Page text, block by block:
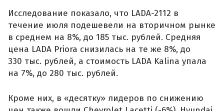
Исследование показало, что LADA-2112 в
течение июля подешевели на вторичном рынке
в среднем на 8%, до 185 тыс. рублей. Средняя
цена LADA Priora снизилась на те же 8%, до
330 тыс. рублей, а стоимость LADA Kalina упала
на 7%, до 280 тыс. рублей.
Кроме них, в «десятку» лидеров по снижению